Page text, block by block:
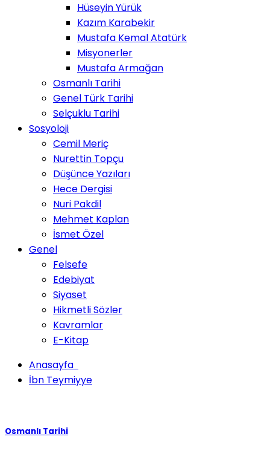
Hüseyin Yürük
Kazım Karabekir
Mustafa Kemal Atatürk
Misyonerler
Mustafa Armağan
Osmanlı Tarihi
Genel Türk Tarihi
Selçuklu Tarihi
Sosyoloji
Cemil Meriç
Nurettin Topçu
Düşünce Yazıları
Hece Dergisi
Nuri Pakdil
Mehmet Kaplan
İsmet Özel
Genel
Felsefe
Edebiyat
Siyaset
Hikmetli Sözler
Kavramlar
E-Kitap
Anasayfa
İbn Teymiyye
Osmanlı Tarihi